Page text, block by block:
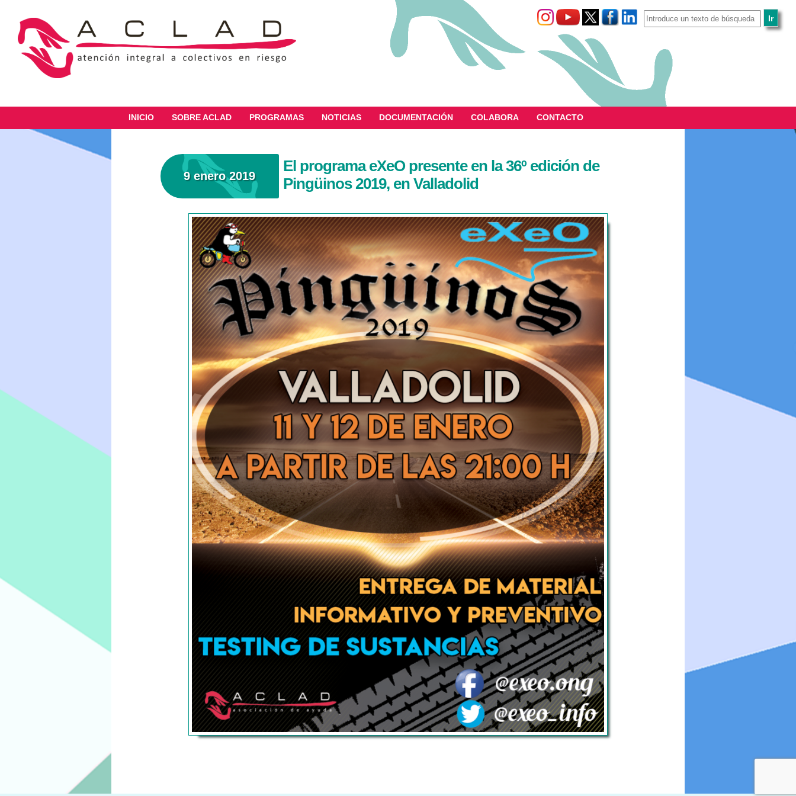
INICIO SOBRE ACLAD PROGRAMAS NOTICIAS DOCUMENTACIÓN COLABORA CONTACTO
9 enero 2019
El programa eXeO presente en la 36º edición de
Pingüinos 2019, en Valladolid